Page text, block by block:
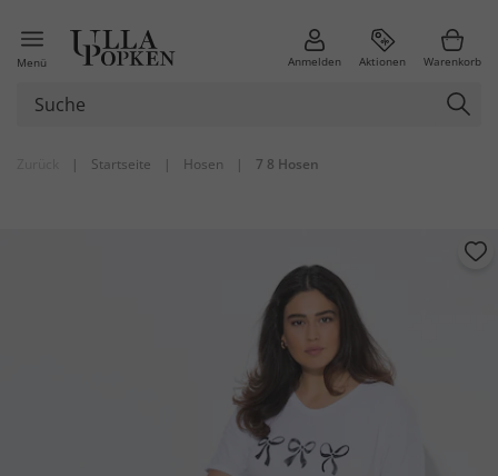
Menü Anmelden Aktionen Warenkorb
| Startseite | Hosen | 7 8 Hosen